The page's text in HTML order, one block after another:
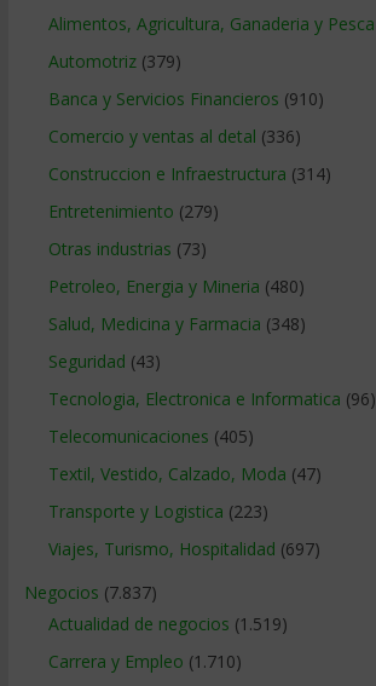
Alimentos, Agricultura, Ganaderia y Pesca
Automotriz(379)
Banca y Servicios Financieros (910)
Comercio y ventas al detal (336)
Construccion e Infraestructura (314)
Entretenimiento (279)
Otras industrias (73)
Petroleo, Energia y Mineria (480)
Salud, Medicina y Farmacia (348)
Seguridad (43)
Tecnologia, Electronica e Informatica (96)
Telecomunicaciones (405)
Textil, Vestido, Calzado, Moda (47)
Transporte y Logistica (223)
Viajes, Turismo, Hospitalidad (697)
Negocios (7.837)
Actualidad de negocios (1.519)
Carrera y Empleo (1.710)